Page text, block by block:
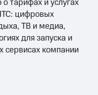
тарифах и услугах
цифровых
ТВ и медиа,
для запуска и
сервисах компании